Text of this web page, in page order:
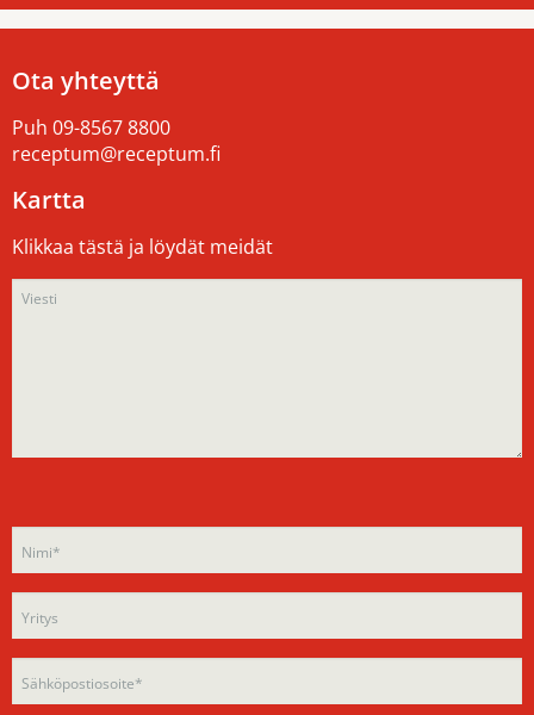
Ota yhteyttä
Puh 09-8567 8800
receptum@receptum.fi
Kartta
Klikkaa tästä ja löydät meidät
leave
this
empty.
Please
leave
field
empty.